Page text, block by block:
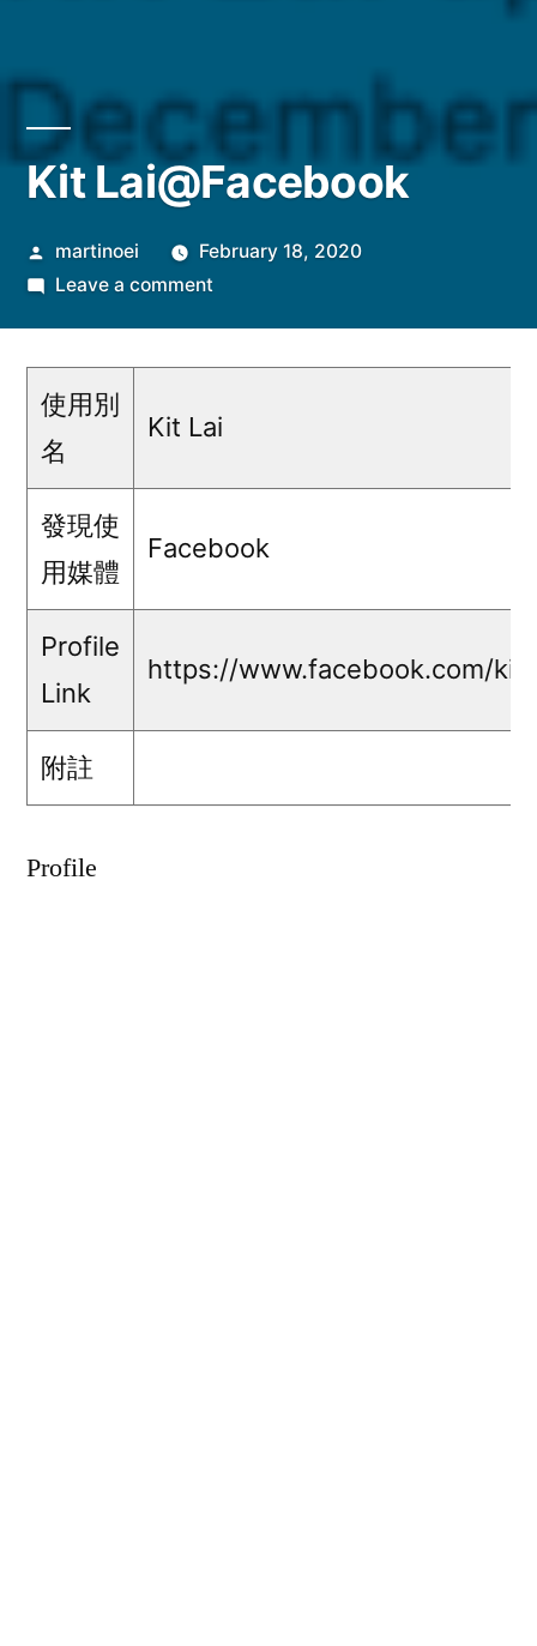
Kit Lai@Facebook
Posted
by
martinoei
February 18, 2020
Leave a commenton
使用別
名
Kit Lai
發現使
用媒體
Facebook
Profile
Link
https://www.facebook.com/
附註
Profile